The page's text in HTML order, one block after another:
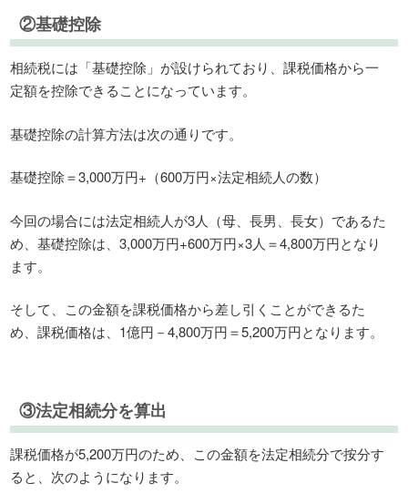
②基礎控除
相続税には「基礎控除」が設けられており、課税価格から一
定額を控除できることになっています。
基礎控除の計算方法は次の通りです。
基礎控除＝3,000万円+（600万円×法定相続人の数）
今回の場合には法定相続人が3人（母、長男、長女）であるた
め、基礎控除は、3,000万円+600万円×3人＝4,800万円となり
ます。
そして、この金額を課税価格から差し引くことができるた
め、課税価格は、1億円－4,800万円＝5,200万円となります。
③法定相続分を算出
課税価格が5,200万円のため、この金額を法定相続分で按分す
ると、次のようになります。